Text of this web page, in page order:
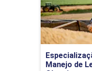
Mercado
no Agronegócio
Manejo de
Ir